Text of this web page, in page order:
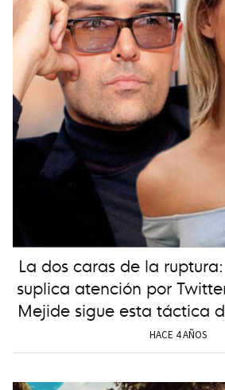
La dos caras de la
suplica atención por
Mejide sigue esta táctica
HACE 4 AÑOS